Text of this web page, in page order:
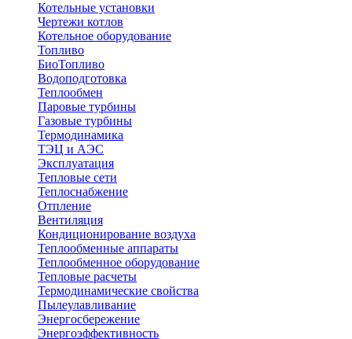
Котельные установки
Чертежи котлов
Котельное оборудование
Топливо
БиоТопливо
Водоподготовка
Теплообмен
Паровые турбины
Газовые турбины
Термодинамика
ТЭЦ и АЭС
Эксплуатация
Тепловые сети
Теплоснабжение
Отпление
Вентиляция
Кондиционирование воздуха
Теплообменные аппараты
Теплообменное оборудование
Тепловые расчеты
Термодинамические свойства
Пылеулавливание
Энергосбережение
Энергоэффективность